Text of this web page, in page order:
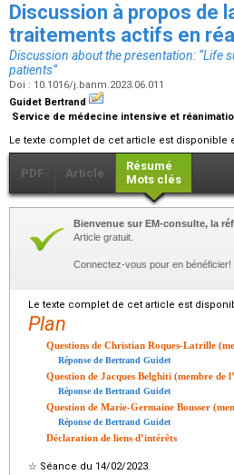
Discussion à propos de
traitements actifs en
Discussion about the presentation: “Life
patients”
Doi : 10.1016/j.banm.2023.06.011
Guidet Bertrand
Service de médecine intensive et
Le texte complet de cet article est disponible
PDF Article
Résumé
Mots clés
Bienvenue sur EM-consulte, la
Article gratuit.
Connectez-vous pour en bénéficier!
Le texte complet de cet article est
Plan
Questions de Christian Roques-Latrille
Réponse de Bertrand Guidet
Question de Jacques Belghiti (membre de
Réponse de Bertrand Guidet
Question de Marie-Germaine Bousser
Réponse de Bertrand Guidet
Déclaration de liens d’intérêts
☆ Séance du 14/02/2023.